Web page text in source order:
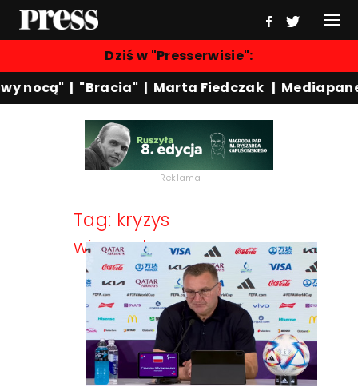
Dziś w "Presserwisie":
nocą"| "Bracia"| Marta Fiedczak
Reklama
Tag: kryzys
wizerunkowy